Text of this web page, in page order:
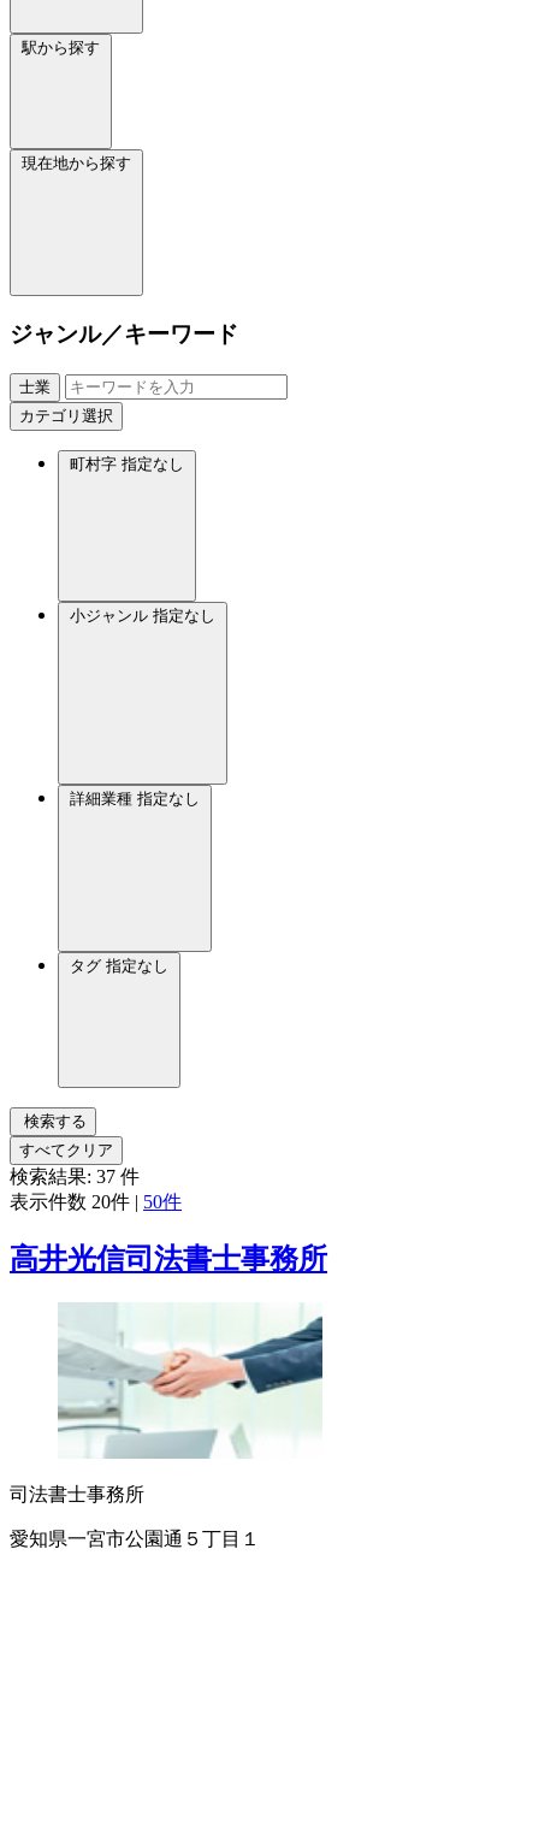
駅から探す
現在地から探す
ジャンル／キーワード
士業
カテゴリ選択
町村字 指定なし
小ジャンル 指定なし
詳細業種 指定なし
タグ 指定なし
検索する
すべてクリア
検索結果: 37 件
表示件数 20件 | 50件
高井光信司法書士事務所
司法書士事務所
愛知県一宮市公園通５丁目１